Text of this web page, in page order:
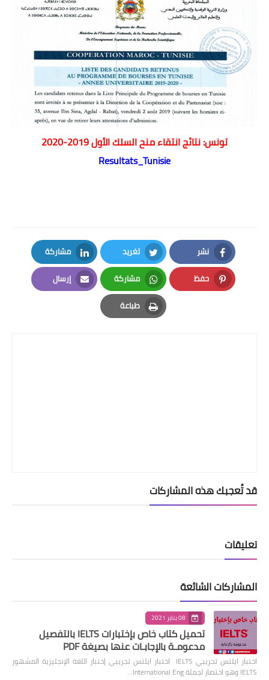
اللغة الانجليزية
الوظيفة
إعلاميات
التعليم
الصحة
تونس: نتائج انتقاء منح السلك الأول 2019-2020
Resultats_Tunisie
نشر
Facebook
تغريد
Twitter
مشاركة
LinkedIn
حفظ
Pinterest
مشاركة
Whatsapp
إرسال
Email
طباعة
Print
قد تُعجبك هذه المشاركات
تعليقات
المشاركات الشائعة
08 يناير 2021
تحميل كتاب خاص بإختبارات IELTS بالتفصيل
مدعومـة بالإجابـات عنها بصيغة PDF
اختبار ايلتس تجريبي IELTS اختبار ايلتس تجريبي إختبار اللغة الإنجليزية المشهور
IELTS وهو اختصار لجملة International Eng…